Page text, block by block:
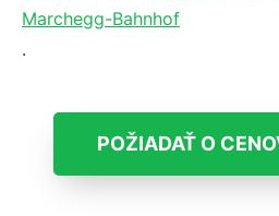
Marchegg-Bahnhof
.
POŽIADAŤ O